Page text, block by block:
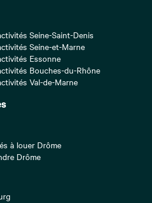
Seine-Saint-Denis
Seine-et-Marne
Essonne
Bouches-du-Rhône
Val-de-Marne
à louer Drôme
Drôme